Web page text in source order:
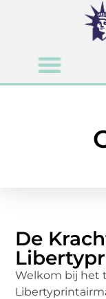
De
Welkom bij het